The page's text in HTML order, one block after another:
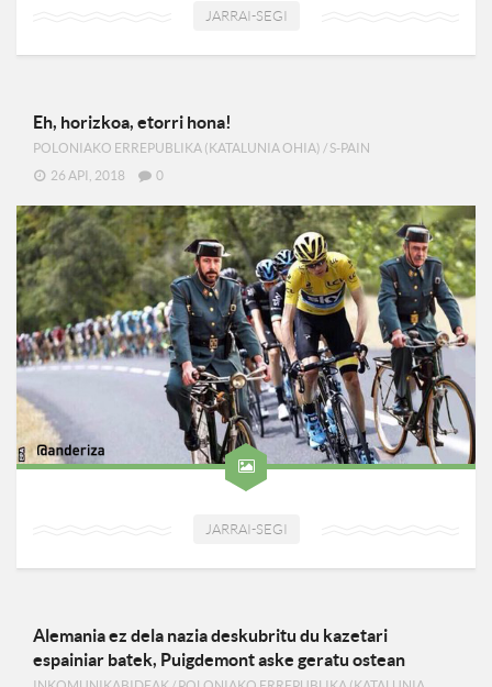
JARRAI-SEGI
Eh, horizkoa, etorri hona!
POLONIAKO ERREPUBLIKA (KATALUNIA OHIA) / S-PAIN
26 API, 2018
0
JARRAI-SEGI
Alemania ez dela nazia deskubritu du kazetari
espainiar batek, Puigdemont aske geratu ostean